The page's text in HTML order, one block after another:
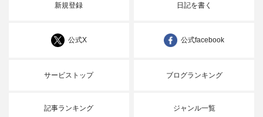
新規登録 日記を書く
公式X 公式facebook
サービストップ ブログランキング
記事ランキング ジャンル一覧